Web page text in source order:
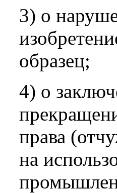
3) о
образец;
4) о
права
на